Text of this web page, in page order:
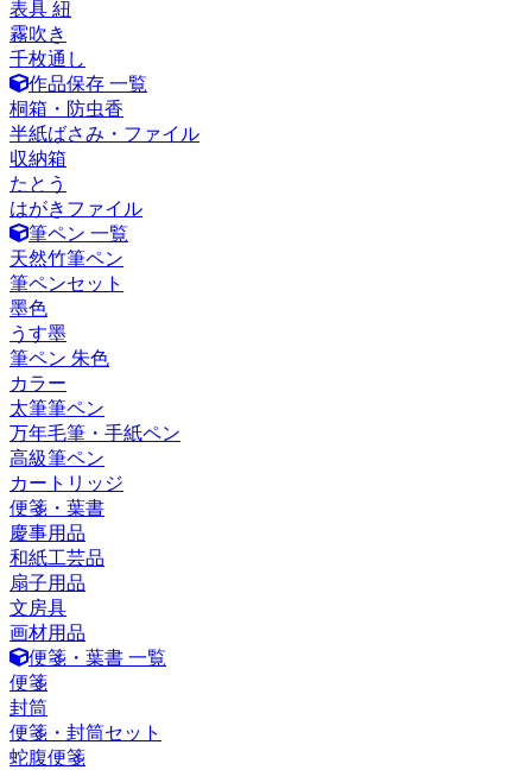
表具 紐
霧吹き
千枚通し
作品保存 一覧
桐箱・防虫香
半紙ばさみ・ファイル
収納箱
たとう
はがきファイル
筆ペン 一覧
天然竹筆ペン
筆ペンセット
墨色
うす墨
筆ペン 朱色
カラー
太筆筆ペン
万年毛筆・手紙ペン
高級筆ペン
カートリッジ
便箋・葉書
慶事用品
和紙工芸品
扇子用品
文房具
画材用品
便箋・葉書 一覧
便箋
封筒
便箋・封筒セット
蛇腹便箋